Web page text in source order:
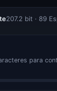
207.2 bit · 89
para